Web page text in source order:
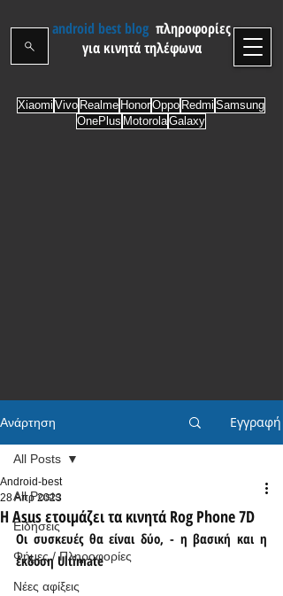
android best blog πληροφορίες
για κινητά τηλέφωνα
Xiaomi Vivo Realme HonorOppo Redmi Samsung
OnePlus MotorolaGalaxy
Ανάρτηση Εγγραφή
All Posts
Ειδήσεις
Φήμες / Πληροφορίες
Νέες αφίξεις
All Posts
Η Asus ετοιμάζει τα κινητά Rog Phone 7D
Android-best
28 Απρ 2023
Οι συσκευές θα είναι δύο, - η βασική και η
έκδοση Ultimate